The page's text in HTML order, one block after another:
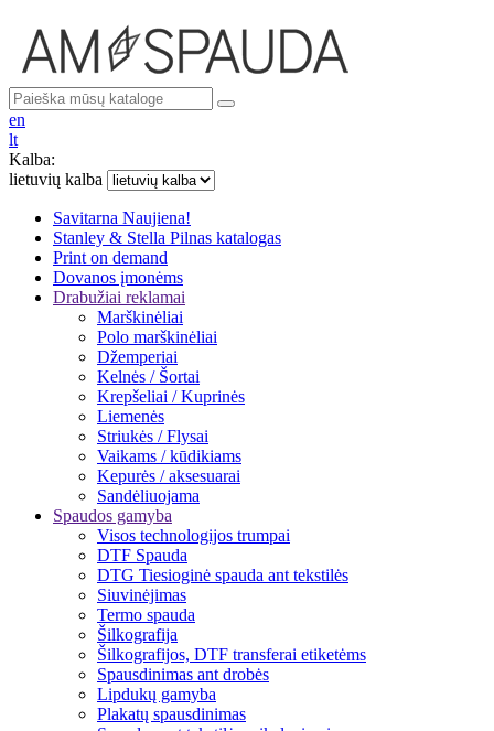
en
lt
Kalba:
lietuvių kalba
Savitarna Naujiena!
Stanley & Stella Pilnas katalogas
Print on demand
Dovanos įmonėms
Drabužiai reklamai
Marškinėliai
Polo marškinėliai
Džemperiai
Kelnės / Šortai
Krepšeliai / Kuprinės
Liemenės
Striukės / Flysai
Vaikams / kūdikiams
Kepurės / aksesuarai
Sandėliuojama
Spaudos gamyba
Visos technologijos trumpai
DTF Spauda
DTG Tiesioginė spauda ant tekstilės
Siuvinėjimas
Termo spauda
Šilkografija
Šilkografijos, DTF transferai etiketėms
Spausdinimas ant drobės
Lipdukų gamyba
Plakatų spausdinimas